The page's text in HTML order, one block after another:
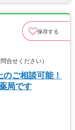
保存する
合せください）
ご相談可能！
局です